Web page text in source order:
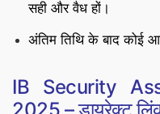
सही और वैध हों।
अंतिम तिथि के बाद कोई
IB Security